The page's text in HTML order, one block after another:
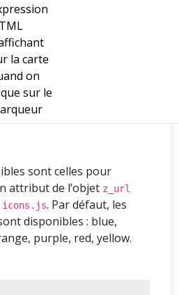
la carte
on
sur le
sont celles pour
attribut de l’objet z_url
icons.js. Par défaut, les
disponibles : blue,
purple, red, yellow.